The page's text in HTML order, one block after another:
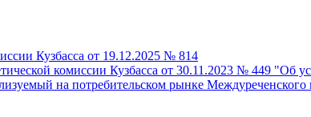
Кузбасса от 19.12.2025 № 814
комиссии Кузбасса от 30.11.2023 № 449
на потребительском рынке